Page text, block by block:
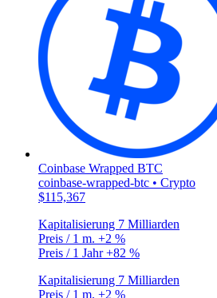
Coinbase Wrapped BTC
coinbase-wrapped-btc • Crypto
$115,367
Kapitalisierung 7 Milliarden
Preis / 1 m. +2 %
Preis / 1 Jahr+82 %
Kapitalisierung 7 Milliarden
Preis / 1 m. +2 %